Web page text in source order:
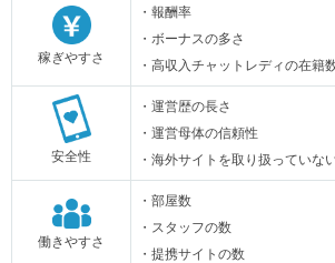
稼ぎやすさ
・報酬率
・ボーナスの多さ
・高収入チャットレディの在籍
安全性
・運営歴の長さ
・運営母体の信頼性
・海外サイトを取り扱っていな
働きやすさ
・部屋数
・スタッフの数
・提携サイトの数